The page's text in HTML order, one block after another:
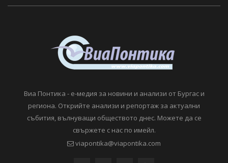
Виа Понтика - е-медия за новини и анализи от Бургас и
региона. Открийте анализи и репортаж за актуални
събития, вълнуващи обществото днес. Можете да се
свържете с нас по имейл.
viapontika@viapontika.com